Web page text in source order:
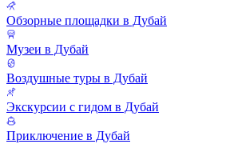
Обзорные площадки в Дубай
Музеи в Дубай
Воздушные туры в Дубай
Экскурсии с гидом в Дубай
Приключение в Дубай